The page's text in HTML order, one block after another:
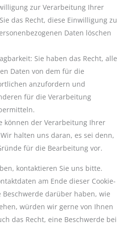
zur Verarbeitung Ihrer
das Recht, diese Einwilligung zu
Daten löschen
Sie haben das Recht, alle
Daten von dem für die
anzufordern und
für die Verarbeitung
können der Verarbeitung Ihrer
halten uns daran, es sei denn,
für die Bearbeitung vor.
kontaktieren Sie uns bitte.
am Ende dieser Cookie-
Beschwerde darüber haben, wie
würden wir gerne von Ihnen
das Recht, eine Beschwerde bei